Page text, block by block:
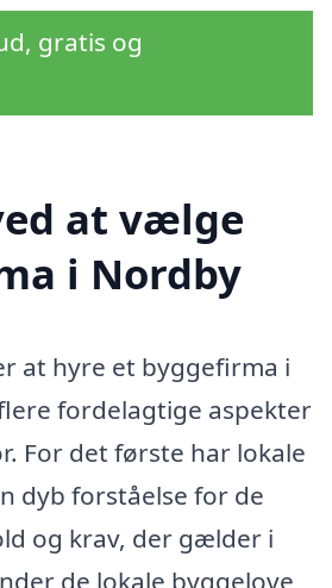
gratis og
at vælge
i Nordby
at hyre et byggefirma i
fordelagtige aspekter
For det første har lokale
dyb forståelse for de
og krav, der gælder i